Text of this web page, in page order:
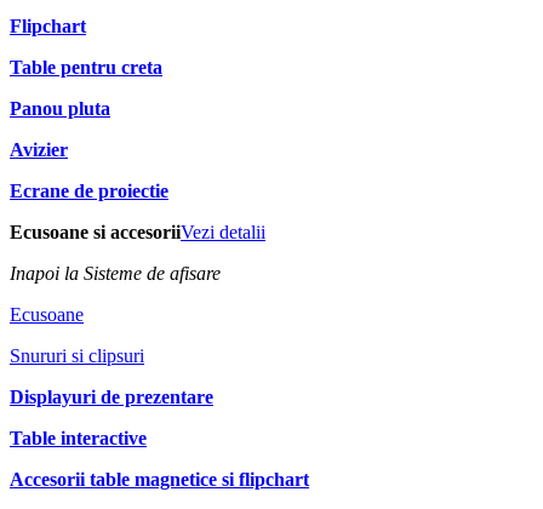
Flipchart
Table pentru creta
Panou pluta
Avizier
Ecrane de proiectie
Ecusoane si accesoriiVezi detalii
Inapoi la Sisteme de afisare
Ecusoane
Snururi si clipsuri
Displayuri de prezentare
Table interactive
Accesorii table magnetice si flipchart